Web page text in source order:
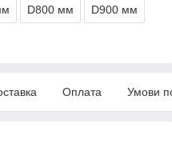
D800 мм D900 мм
Оплата Умови